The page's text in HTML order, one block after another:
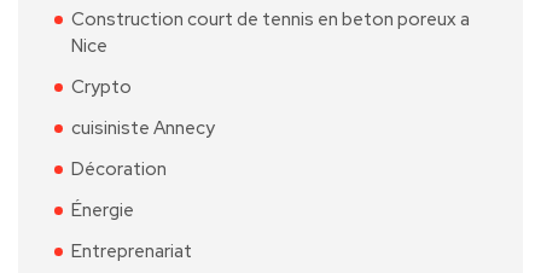
Construction court de tennis en beton poreux a
Nice
Crypto
cuisiniste Annecy
Décoration
Énergie
Entreprenariat